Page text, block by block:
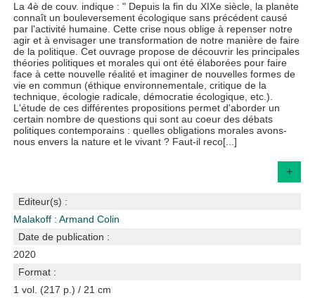
La 4è de couv. indique : " Depuis la fin du XIXe siècle, la planète
connaît un bouleversement écologique sans précédent causé
par l'activité humaine. Cette crise nous oblige à repenser notre
agir et à envisager une transformation de notre manière de faire
de la politique. Cet ouvrage propose de découvrir les principales
théories politiques et morales qui ont été élaborées pour faire
face à cette nouvelle réalité et imaginer de nouvelles formes de
vie en commun (éthique environnementale, critique de la
technique, écologie radicale, démocratie écologique, etc.).
L'étude de ces différentes propositions permet d'aborder un
certain nombre de questions qui sont au coeur des débats
politiques contemporains : quelles obligations morales avons-
nous envers la nature et le vivant ? Faut-il reco[...]
+
Editeur(s) :
Malakoff : Armand Colin
Date de publication :
2020
Format :
1 vol. (217 p.) / 21 cm